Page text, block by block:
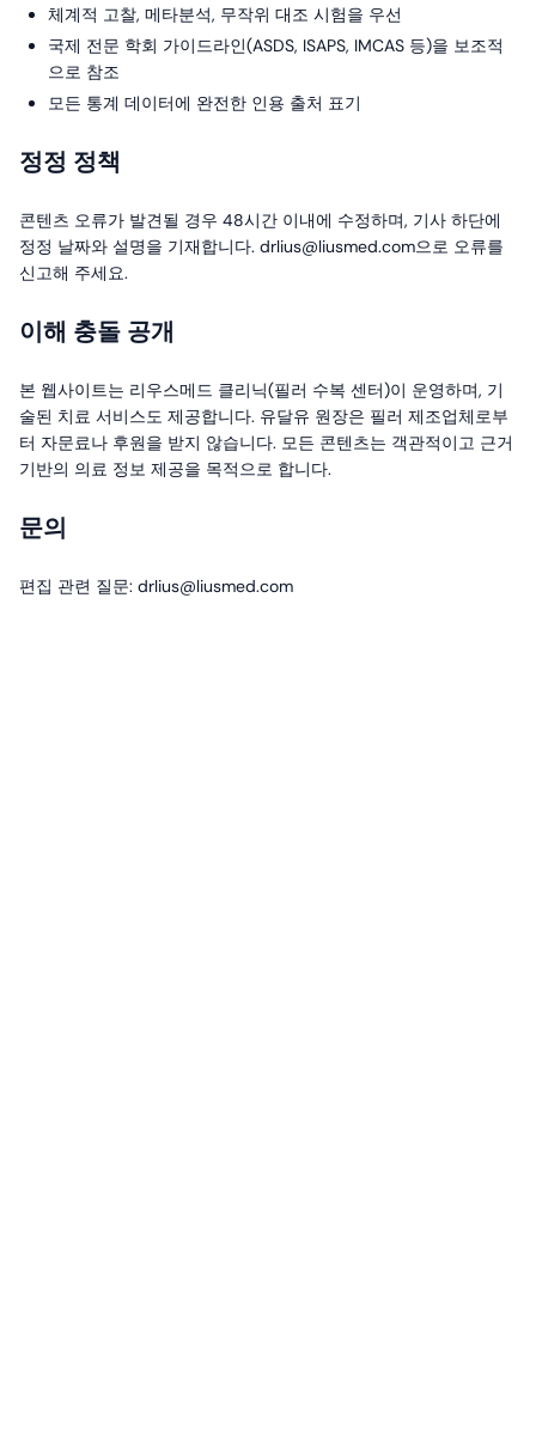
체계적 고찰, 메타분석, 무작위 대조 시험을 우선
국제 전문 학회 가이드라인(ASDS, ISAPS, IMCAS 등)을 보조적
으로 참조
모든 통계 데이터에 완전한 인용 출처 표기
정정 정책
콘텐츠 오류가 발견될 경우 48시간 이내에 수정하며, 기사 하단에
정정 날짜와 설명을 기재합니다. drlius@liusmed.com으로 오류를
신고해 주세요.
이해 충돌 공개
본 웹사이트는 리우스메드 클리닉(필러 수복 센터)이 운영하며, 기
술된 치료 서비스도 제공합니다. 유달유 원장은 필러 제조업체로부
터 자문료나 후원을 받지 않습니다. 모든 콘텐츠는 객관적이고 근거
기반의 의료 정보 제공을 목적으로 합니다.
문의
편집 관련 질문: drlius@liusmed.com